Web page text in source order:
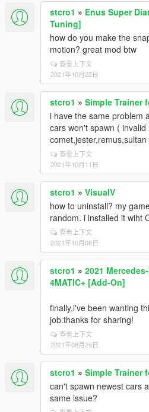
stcro1 » Enus Super
Tuning]
how do you make the
motion? great mod btw
查看上下文
2021年10月22日
stcro1 » Simple Trainer
i have the same problem
cars won't spawn (
comet,jester,remus,sultan
查看上下文
2021年10月11日
stcro1 » VisualV
how to uninstall? my
random. i installed it wiht
查看上下文
2021年10月08日
stcro1 » 2021
4MATIC+ [Add-On]
finally,i've been wanting
job.thanks for sharing!
查看上下文
2021年08月28日
stcro1 » Simple Trainer
can't spawn newest cars
same issue?